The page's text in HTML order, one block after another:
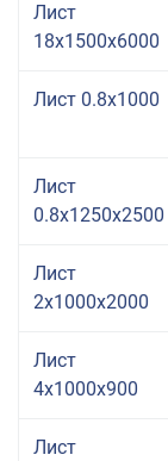
Лист
18x1500x6000
Лист 0.8x1000
Лист
0.8x1250x2500
Лист
2x1000x2000
Лист
4x1000x900
Лист